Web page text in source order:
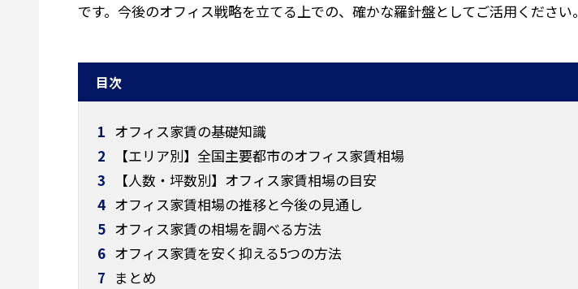
です。今後のオフィス戦略を立てる上での、確かな羅針盤としてご活用ください。
目次
1 オフィス家賃の基礎知識
2
【エリア別】全国主要都市のオフィス家賃相場
3
【人数・坪数別】オフィス家賃相場の目安
4 オフィス家賃相場の推移と今後の見通し
5 オフィス家賃の相場を調べる方法
6 オフィス家賃を安く抑える5つの方法
7 まとめ